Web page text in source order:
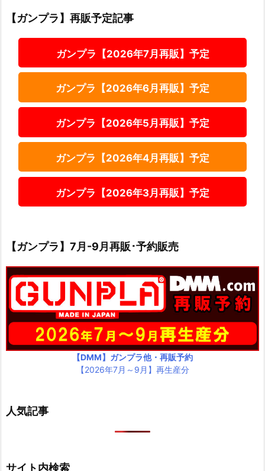
【ガンプラ】再販予定記事
ガンプラ【2026年7月再販】予定
ガンプラ【2026年6月再販】予定
ガンプラ【2026年5月再販】予定
ガンプラ【2026年4月再販】予定
ガンプラ【2026年3月再販】予定
【ガンプラ】7月-9月再販･予約販売
【DMM】ガンプラ他・再販予約
【2026年7月～9月】再生産分
人気記事
サイト内検索